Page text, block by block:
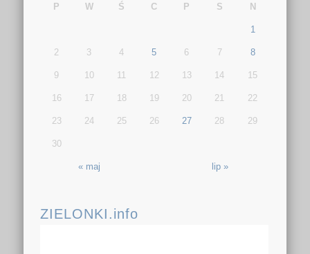
P
W Ś C P S N
« maj lip »
1
2 3 4 5 6 7 8
9 10 11 12 13 14 15
16 17 18 19 20 21 22
23 24 25 26 27 28 29
30
ZIELONKI.info